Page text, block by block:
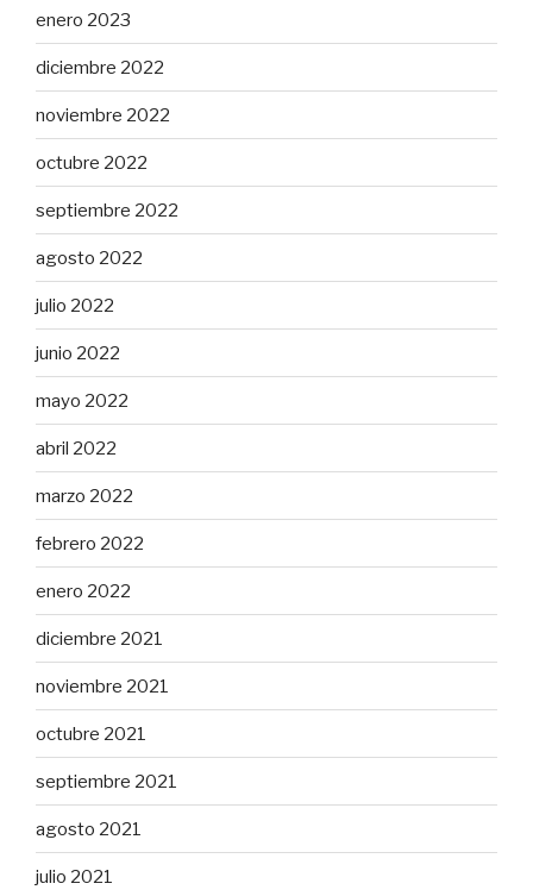
enero 2023
diciembre 2022
noviembre 2022
octubre 2022
septiembre 2022
agosto 2022
julio 2022
junio 2022
mayo 2022
abril 2022
marzo 2022
febrero 2022
enero 2022
diciembre 2021
noviembre 2021
octubre 2021
septiembre 2021
agosto 2021
julio 2021